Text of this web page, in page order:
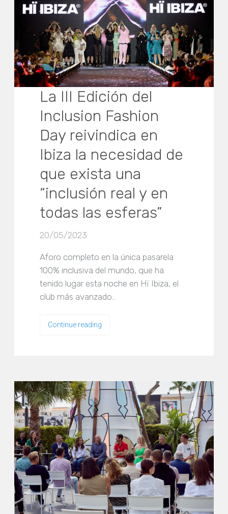
La III Edición del
Inclusion Fashion
Day reivindica en
Ibiza la necesidad de
que exista una
“inclusión real y en
todas las esferas”
20/05/2023
Aforo completo en la única pasarela
100% inclusiva del mundo, que ha
tenido lugar esta noche en Hï Ibiza, el
club más avanzado…
Continue reading